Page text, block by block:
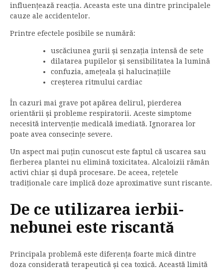
influențează reacția. Aceasta este una dintre principalele
cauze ale accidentelor.
Printre efectele posibile se numără:
uscăciunea gurii și senzația intensă de sete
dilatarea pupilelor și sensibilitatea la lumină
confuzia, amețeala și halucinațiile
creșterea ritmului cardiac
În cazuri mai grave pot apărea delirul, pierderea
orientării și probleme respiratorii. Aceste simptome
necesită intervenție medicală imediată. Ignorarea lor
poate avea consecințe severe.
Un aspect mai puțin cunoscut este faptul că uscarea sau
fierberea plantei nu elimină toxicitatea. Alcaloizii rămân
activi chiar și după procesare. De aceea, rețetele
tradiționale care implică doze aproximative sunt riscante.
De ce utilizarea ierbii-
nebunei este riscantă
Principala problemă este diferența foarte mică dintre
doza considerată terapeutică și cea toxică. Această limită